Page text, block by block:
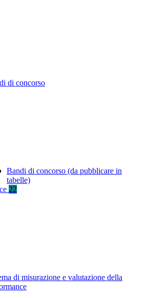
di concorso
Bandi di concorso (da pubblicare in
tabelle)
22
di misurazione e valutazione della